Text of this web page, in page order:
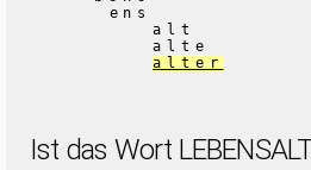
ens
alt
alte
alter
Ist das Wort